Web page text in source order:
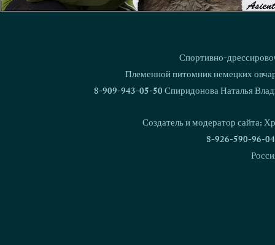
Спортивно-
Племенной питомник немецких
8-909-943-05-50 Спиридонова Наталья
Создатель и модератор сайта:
8-926-590-96-